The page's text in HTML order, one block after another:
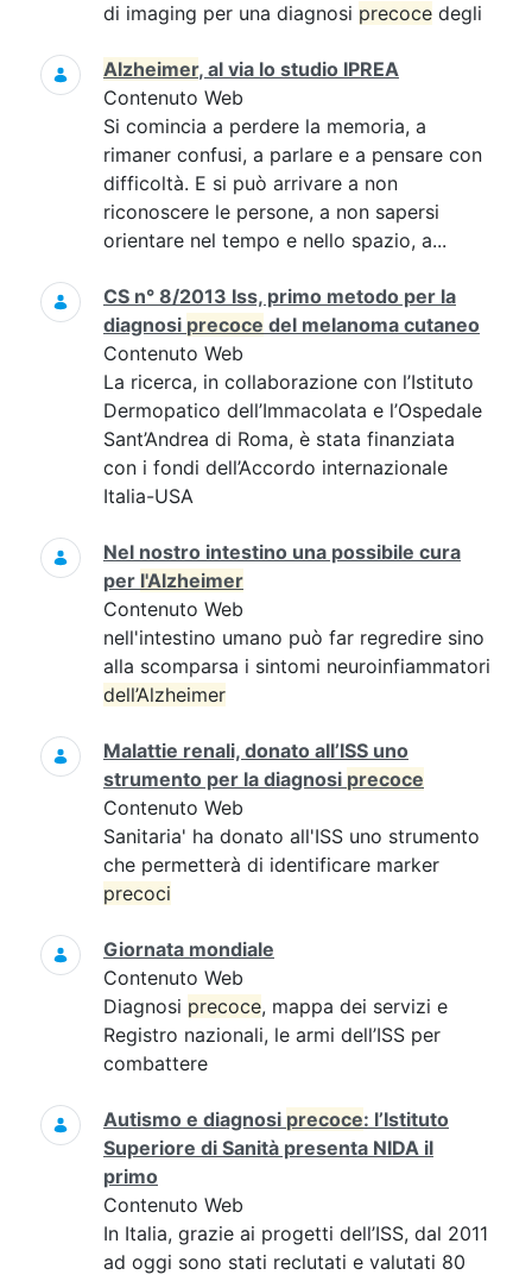
di imaging per una diagnosi precoce degli
Alzheimer, al via lo studio IPREA
Contenuto Web
Si comincia a perdere la memoria, a
rimaner confusi, a parlare e a pensare con
difficoltà. E si può arrivare a non
riconoscere le persone, a non sapersi
orientare nel tempo e nello spazio, a...
CS n° 8/2013 Iss, primo metodo per la
diagnosi precoce del melanoma cutaneo
Contenuto Web
La ricerca, in collaborazione con l’Istituto
Dermopatico dell’Immacolata e l’Ospedale
Sant’Andrea di Roma, è stata finanziata
con i fondi dell’Accordo internazionale
Italia-USA
Nel nostro intestino una possibile cura
per l'Alzheimer
Contenuto Web
nell'intestino umano può far regredire sino
alla scomparsa i sintomi neuroinfiammatori
dell’Alzheimer
Malattie renali, donato all’ISS uno
strumento per la diagnosi precoce
Contenuto Web
Sanitaria' ha donato all'ISS uno strumento
che permetterà di identificare marker
precoci
Giornata mondiale
Contenuto Web
Diagnosi precoce, mappa dei servizi e
Registro nazionali, le armi dell’ISS per
combattere
Autismo e diagnosi precoce: l’Istituto
Superiore di Sanità presenta NIDA il
primo
Contenuto Web
In Italia, grazie ai progetti dell’ISS, dal 2011
ad oggi sono stati reclutati e valutati 80